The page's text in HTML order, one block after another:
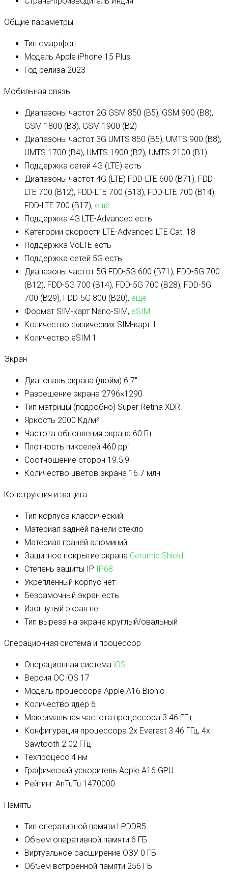
Общие параметры
Тип смартфон
Модель Apple iPhone 15 Plus
Год релиза 2023
Мобильная связь
Диапазоны частот 2G GSM 850 (B5), GSM 900 (B8),
GSM 1800 (B3), GSM 1900 (B2)
Диапазоны частот 3G UMTS 850 (B5), UMTS 900 (B8),
UMTS 1700 (B4), UMTS 1900 (B2), UMTS 2100 (B1)
Поддержка сетей 4G (LTE) есть
Диапазоны частот 4G (LTE) FDD-LTE 600 (B71), FDD-
LTE 700 (B12), FDD-LTE 700 (B13), FDD-LTE 700 (B14),
FDD-LTE 700 (B17), ещё
Поддержка 4G LTE-Advanced есть
Категории скорости LTE-Advanced LTE Cat. 18
Поддержка VoLTE есть
Поддержка сетей 5G есть
Диапазоны частот 5G FDD-5G 600 (B71), FDD-5G 700
(B12), FDD-5G 700 (B14), FDD-5G 700 (B28), FDD-5G
700 (B29), FDD-5G 800 (B20), ещё
Формат SIM-карт Nano-SIM, eSIM
Количество физических SIM-карт 1
Количество eSIM 1
Экран
Диагональ экрана (дюйм) 6.7″
Разрешение экрана 2796×1290
Тип матрицы (подробно) Super Retina XDR
Яркость 2000 Кд/м²
Частота обновления экрана 60 Гц
Плотность пикселей 460 ppi
Соотношение сторон 19.5:9
Количество цветов экрана 16.7 млн
Конструкция и защита
Тип корпуса классический
Материал задней панели стекло
Материал граней алюминий
Защитное покрытие экрана Ceramic Shield
Степень защиты IP
IP68
Укрепленный корпус нет
Безрамочный экран есть
Изогнутый экран нет
Тип выреза на экране круглый/овальный
Операционная система и процессор
Операционная система iOS
Версия ОС iOS 17
Модель процессора Apple A16 Bionic
Количество ядер 6
Максимальная частота процессора 3.46 ГГц
Конфигурация процессора 2x Everest 3.46 ГГц, 4x
Sawtooth 2.02 ГГц
Техпроцесс 4 нм
Графический ускоритель Apple A16 GPU
Рейтинг AnTuTu 1470000
Память
Тип оперативной памяти LPDDR5
Объем оперативной памяти 6 ГБ
Виртуальное расширение ОЗУ 0 ГБ
Объем встроенной памяти 256 ГБ